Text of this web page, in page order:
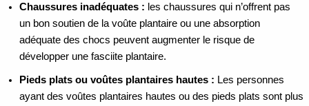
Chaussures inadéquates : les chaussures qui n’offrent pas
un bon soutien de la voûte plantaire ou une absorption
adéquate des chocs peuvent augmenter le risque de
développer une fasciite plantaire.
Pieds plats ou voûtes plantaires hautes : Les personnes
ayant des voûtes plantaires hautes ou des pieds plats sont plus